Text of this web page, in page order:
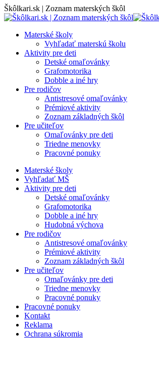
Skip
to
Škôlkari.sk | Zoznam materských škôl
Materské školy
Vyhľadať materskú školu
Aktivity pre deti
Detské omaľovánky
Grafomotorika
Dobble a iné hry
Pre rodičov
Antistresové omaľovánky
Prémiové aktivity
Zoznam základných škôl
Pre učiteľov
Omaľovánky pre deti
Triedne menovky
Pracovné ponuky
Materské školy
Vyhľadať MŠ
Aktivity pre deti
Detské omaľovánky
Grafomotorika
Dobble a iné hry
Hudobná výchova
Pre rodičov
Antistresové omaľovánky
Prémiové aktivity
Zoznam základných škôl
Pre učiteľov
Omaľovánky pre deti
Triedne menovky
Pracovné ponuky
Pracovné ponuky
Kontakt
Reklama
Ochrana súkromia